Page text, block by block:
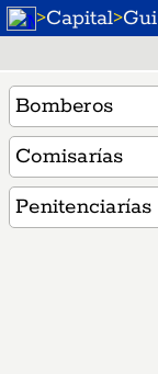
>Capital>
Bomberos
Comisarías
Penitenciarías